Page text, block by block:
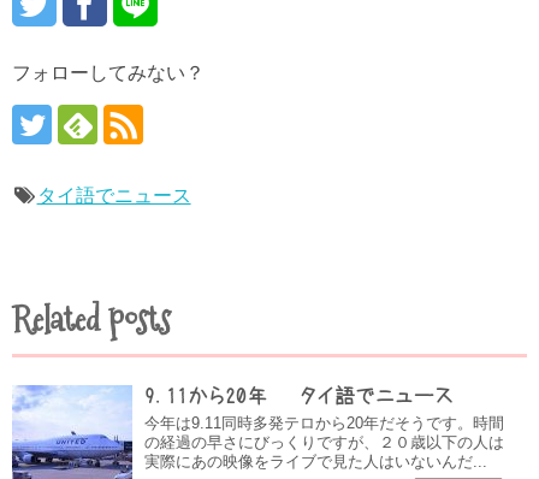
フォローしてみない？
タイ語でニュース
Related posts
9.11から20年 – タイ語でニュース
今年は9.11同時多発テロから20年だそうです。時間
の経過の早さにびっくりですが、２０歳以下の人は
実際にあの映像をライブで見た人はいないんだ...